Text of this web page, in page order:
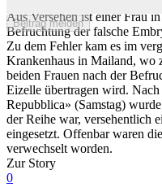
Beitrag melden
Aus Versehen ist einer Frau
Befruchtung der falsche
Zu dem Fehler kam es im
Krankenhaus in Mailand, wo
beiden Frauen nach der
Eizelle übertragen wird.
Repubblica» (Samstag)
der Reihe war, versehentlich
eingesetzt. Offenbar waren
verwechselt worden.
Zur Story
0